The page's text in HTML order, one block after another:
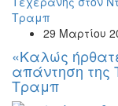
29 Μαρτίου
«Καλώς
απάντηση της
Τραμπ